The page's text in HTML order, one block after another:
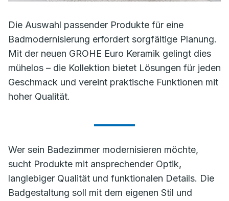
Die Auswahl passender Produkte für eine
Badmodernisierung erfordert sorgfältige Planung.
Mit der neuen GROHE Euro Keramik gelingt dies
mühelos – die Kollektion bietet Lösungen für jeden
Geschmack und vereint praktische Funktionen mit
hoher Qualität.
Wer sein Badezimmer modernisieren möchte,
sucht Produkte mit ansprechender Optik,
langlebiger Qualität und funktionalen Details. Die
Badgestaltung soll mit dem eigenen Stil und